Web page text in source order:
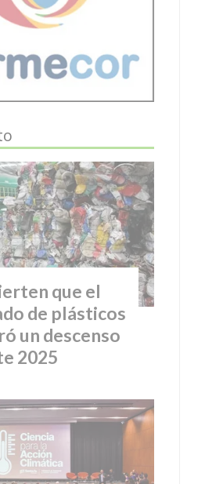
que el
de plásticos
un descenso
2025